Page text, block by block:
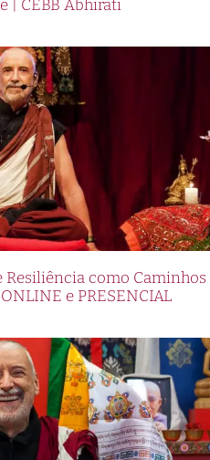
| CEBB Abhirati
como Caminhos
e PRESENCIAL